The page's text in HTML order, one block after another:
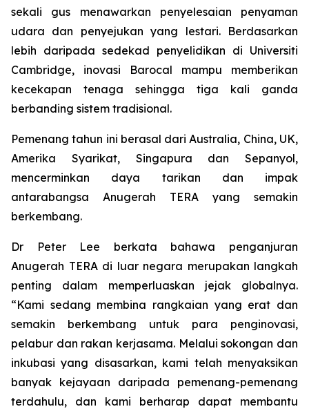
sekali gus menawarkan penyelesaian penyaman
udara dan penyejukan yang lestari. Berdasarkan
lebih daripada sedekad penyelidikan di Universiti
Cambridge, inovasi Barocal mampu memberikan
kecekapan tenaga sehingga tiga kali ganda
berbanding sistem tradisional.
Pemenang tahun ini berasal dari Australia, China, UK,
Amerika Syarikat, Singapura dan Sepanyol,
mencerminkan daya tarikan dan impak
antarabangsa Anugerah TERA yang semakin
berkembang.
Dr Peter Lee berkata bahawa penganjuran
Anugerah TERA di luar negara merupakan langkah
penting dalam memperluaskan jejak globalnya.
“Kami sedang membina rangkaian yang erat dan
semakin berkembang untuk para penginovasi,
pelabur dan rakan kerjasama. Melalui sokongan dan
inkubasi yang disasarkan, kami telah menyaksikan
banyak kejayaan daripada pemenang-pemenang
terdahulu, dan kami berharap dapat membantu